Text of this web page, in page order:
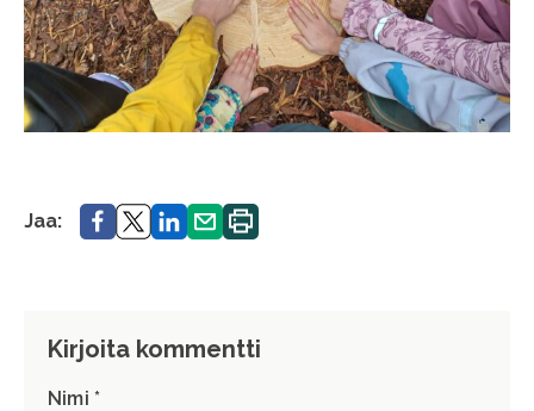
Jaa: Jaa. Jaa.Jaa. Jaa. Tulosta
sivu.
Kirjoita kommentti
Nimi *